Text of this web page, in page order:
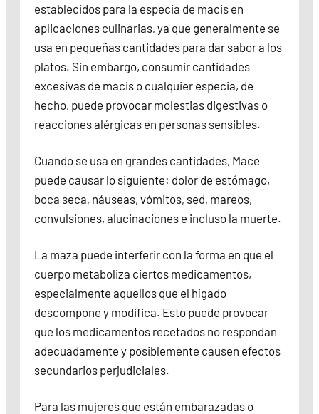
establecidos para la especia de macis en
aplicaciones culinarias, ya que generalmente se
usa en pequeñas cantidades para dar sabor a los
platos. Sin embargo, consumir cantidades
excesivas de macis o cualquier especia, de
hecho, puede provocar molestias digestivas o
reacciones alérgicas en personas sensibles.
Cuando se usa en grandes cantidades, Mace
puede causar lo siguiente: dolor de estómago,
boca seca, náuseas, vómitos, sed, mareos,
convulsiones, alucinaciones e incluso la muerte.
La maza puede interferir con la forma en que el
cuerpo metaboliza ciertos medicamentos,
especialmente aquellos que el hígado
descompone y modifica. Esto puede provocar
que los medicamentos recetados no respondan
adecuadamente y posiblemente causen efectos
secundarios perjudiciales.
Para las mujeres que están embarazadas o